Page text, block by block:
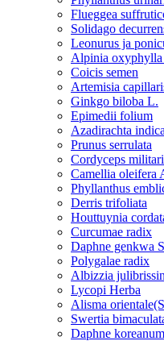
Flueggea
Solidago
Leonurus ja
Alpinia
Coicis semen
Artemisia
Ginkgo biloba L.
Epimedii folium
Azadirachta indica
Prunus serrulata
Cordyceps
Camellia oleifera
Phyllanthus
Derris trifoliata
Houttuynia
Curcumae radix
Daphne genkwa
Polygalae radix
Albizzia
Lycopi Herba
Alisma
Swertia
Daphne